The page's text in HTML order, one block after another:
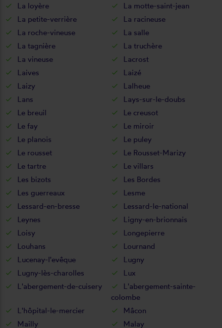
La loyère
La motte-saint-jean
La petite-verrière
La racineuse
La roche-vineuse
La salle
La tagnière
La truchère
La vineuse
Lacrost
Laives
Laizé
Laizy
Lalheue
Lans
Lays-sur-le-doubs
Le breuil
Le creusot
Le fay
Le miroir
Le planois
Le puley
Le rousset
Le Rousset-Marizy
Le tartre
Le villars
Les bizots
Les Bordes
Les guerreaux
Lesme
Lessard-en-bresse
Lessard-le-national
Leynes
Ligny-en-brionnais
Loisy
Longepierre
Louhans
Lournand
Lucenay-l'evêque
Lugny
Lugny-lès-charolles
Lux
L'abergement-de-cuisery
L'abergement-sainte-
colombe
L'hôpital-le-mercier
Mâcon
Mailly
Malay